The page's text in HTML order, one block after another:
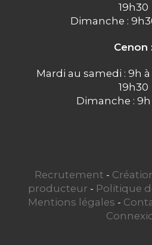
19h30
Dimanche :
Cenon
Mardi au samedi : 9h à
19h30
Dimanche : 9h
Recrutement -
producteur - Politique
Mentions légales -